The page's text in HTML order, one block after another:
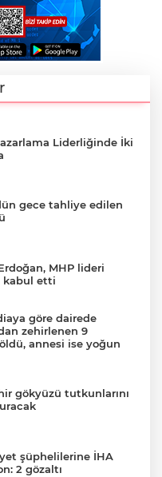
Liderliğinde İki
gece tahliye edilen
MHP lideri
kabul etti
göre dairede
zehirlenen 9
annesi ise yoğun
gökyüzü tutkunlarını
şüphelilerine İHA
2 gözaltı